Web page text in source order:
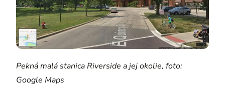
Pekná malá stanica Riverside a jej okolie, foto:
Google Maps